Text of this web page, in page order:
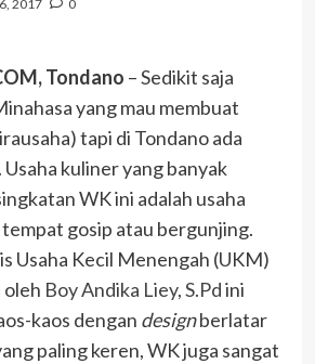
2017 0
Tondano – Sedikit saja
yang mau membuat
tapi di Tondano ada
. Usaha kuliner yang banyak
WK ini adalah usaha
gosip atau bergunjing.
Usaha Kecil Menengah (UKM)
oleh Boy Andika Liey, S.Pdini
kaos dengan designberlatar
paling keren, WK juga sangat